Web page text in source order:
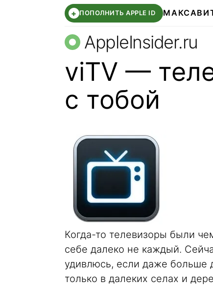
+ ПОПОЛНИТЬ APPLE ID МАКС
AppleInsider.ru
viTV —
с тобой
Когда-то телевизоры были
себе далеко не каждый.
удивлюсь, если даже больше
только в далеких селах и